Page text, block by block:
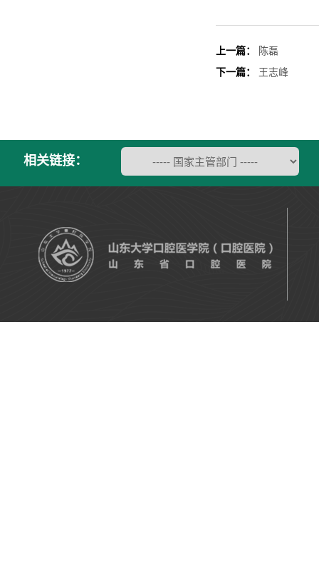
上一篇：
陈磊
下一篇：
王志峰
相关链接：